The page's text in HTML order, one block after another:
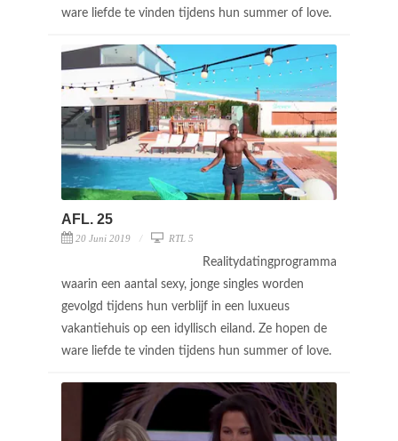
ware liefde te vinden tijdens hun summer of love.
AFL. 25
20 Juni 2019 RTL 5
Realitydatingprogramma
waarin een aantal sexy, jonge singles worden
gevolgd tijdens hun verblijf in een luxueus
vakantiehuis op een idyllisch eiland. Ze hopen de
ware liefde te vinden tijdens hun summer of love.